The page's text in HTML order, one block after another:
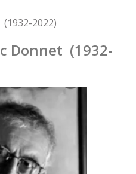
2022)
Donnet (1932-